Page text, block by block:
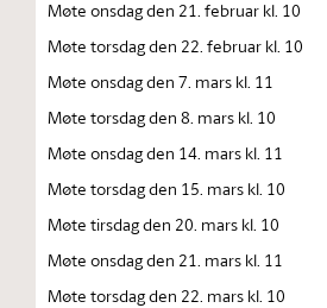
Møte onsdag den 21. februar kl. 10
Møte torsdag den 22. februar kl. 10
Møte onsdag den 7. mars kl. 11
Møte torsdag den 8. mars kl. 10
Møte onsdag den 14. mars kl. 11
Møte torsdag den 15. mars kl. 10
Møte tirsdag den 20. mars kl. 10
Møte onsdag den 21. mars kl. 11
Møte torsdag den 22. mars kl. 10